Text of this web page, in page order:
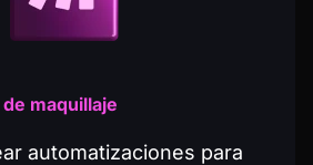
maquillaje
automatizaciones para